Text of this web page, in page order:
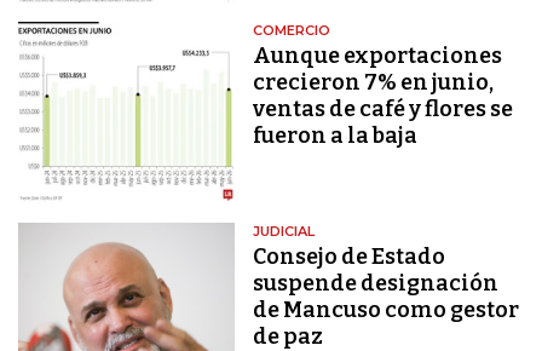
COMERCIO
Aunque exportaciones
crecieron 7% en junio,
ventas de café y flores se
fueron a la baja
JUDICIAL
Consejo de Estado
suspende designación
de Mancuso como gestor
de paz